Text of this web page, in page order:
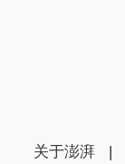
关于澎湃 |